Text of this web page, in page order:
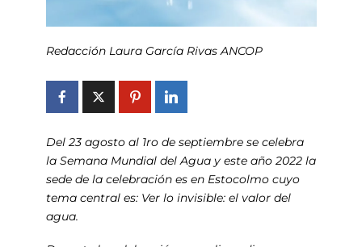
Redacción Laura García Rivas ANCOP
Del 23 agosto al 1ro de septiembre se celebra
la Semana Mundial del Agua y este año 2022 la
sede de la celebración es en Estocolmo cuyo
tema central es: Ver lo invisible: el valor del
agua.